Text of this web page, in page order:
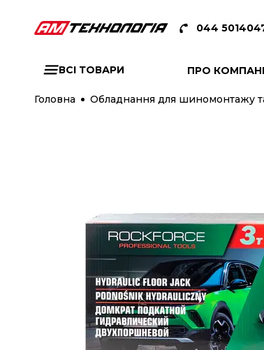
044
ВСІ ТОВАРИ ПРО
Головна Обладнання для шиномонтажу